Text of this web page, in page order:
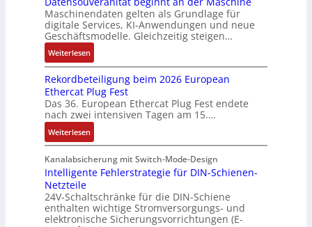
e
b
u
n
g
e
n
n
s
a
n
a
l
y
s
e
k
z
e
u
g
e
r
w
a
c
h
t
t
h
e
r
m
i
s
c
h
e
G
2
0
u
n
d
4
0
A
l
e
i
u
n
g
e
n
e
u
i
e
r
Maschinendaten gelten als Grundlage für
digitale Services, KI-Anwendungen und neue
Geschäftsmodelle. Gleichzeitig steigen…
Weiterlesen:
D
a
t
e
n
s
o
u
v
r
ä
n
Rekordbeteiligung beim 2026 European
Ethercat Plug Fest
Das 36. European Ethercat Plug Fest endete
nach zwei intensiven Tagen am 15.…
Weiterlesen:
R
e
k
r
d
b
Kanalabsicherung mit Switch-Mode-Design
Intelligente Fehlerstrategie für DIN-Schienen-
Netzteile
24V-Schaltschränke für die DIN-Schiene
enthalten wichtige Stromversorgungs- und
elektronische Sicherungsvorrichtungen (E-